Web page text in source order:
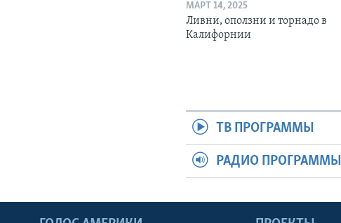
МАРТ 14, 2025
Ливни, оползни и торнадо в
Калифорнии
ТВ ПРОГРАММЫ
РАДИО ПРОГРАММЫ